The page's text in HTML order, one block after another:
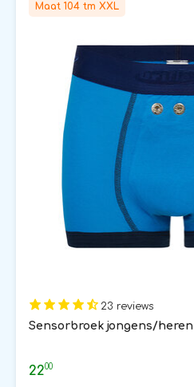
Maat 104 tm XXL
23 reviews
Sensorbroek jongens/heren
2200